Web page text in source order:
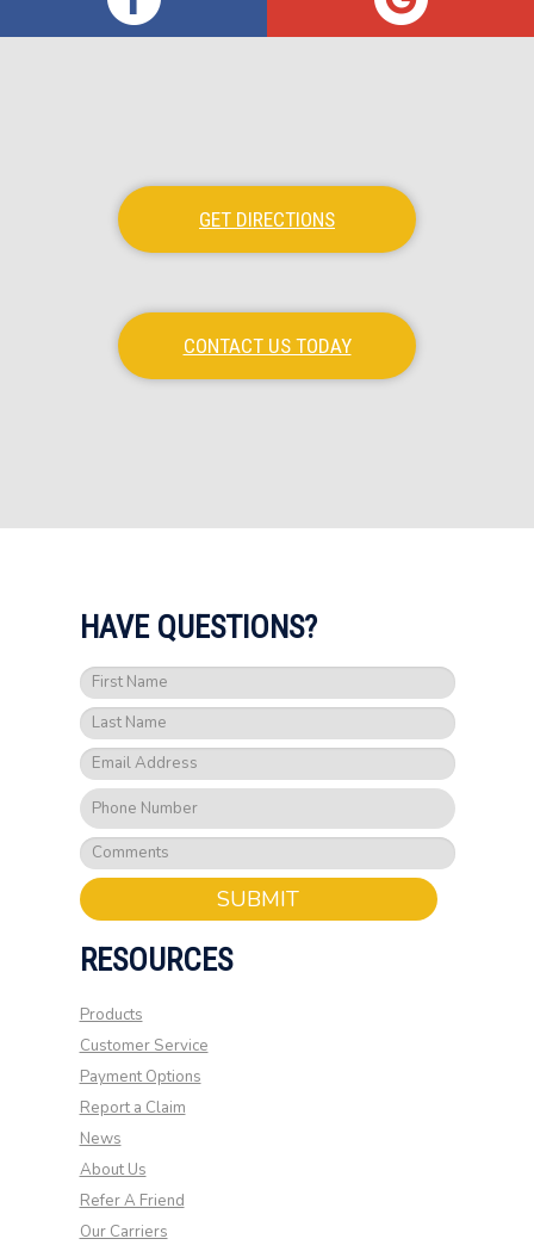
GET DIRECTIONS
CONTACT US TODAY
HAVE QUESTIONS?
SUBMIT
RESOURCES
Products
Customer Service
Payment Options
Report a Claim
News
About Us
Refer A Friend
Our Carriers